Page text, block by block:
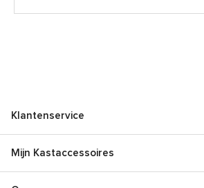
Klantenservice
Mijn Kastaccessoires